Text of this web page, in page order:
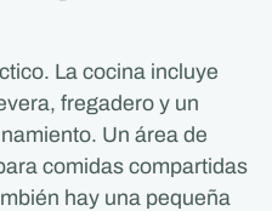
La cocina incluye
fregadero y un
Un área de
comidas compartidas
hay una pequeña